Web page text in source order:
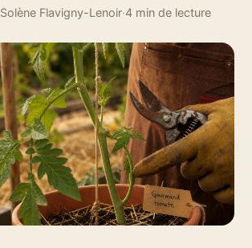
Solène Flavigny-Lenoir·4 min de lecture